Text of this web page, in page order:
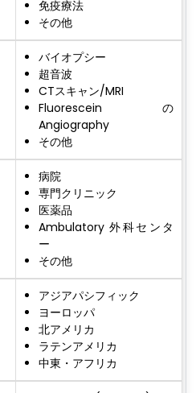
免疫療法
その他
バイオプシー
超音波
CTスキャン/MRI
Fluorescein の
Angiography
その他
病院
専門クリニック
医薬品
Ambulatory 外科センタ
ー
その他
アジアパシフィック
ヨーロッパ
北アメリカ
ラテンアメリカ
中東・アフリカ